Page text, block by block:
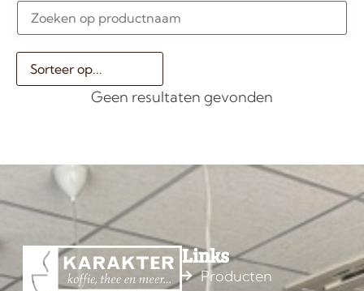
Geen resultaten gevonden
Links
Producten